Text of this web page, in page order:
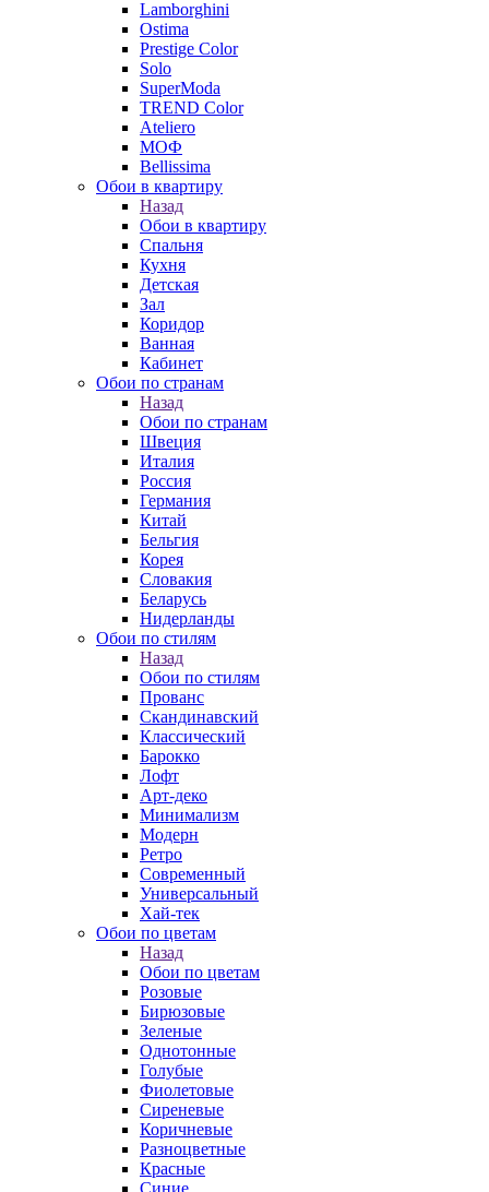
Lamborghini
Ostima
Prestige Color
Solo
SuperModa
TREND Color
Ateliero
МОФ
Bellissima
Обои в квартиру
Назад
Обои в квартиру
Спальня
Кухня
Детская
Зал
Коридор
Ванная
Кабинет
Обои по странам
Назад
Обои по странам
Швеция
Италия
Россия
Германия
Китай
Бельгия
Корея
Словакия
Беларусь
Нидерланды
Обои по стилям
Назад
Обои по стилям
Прованс
Скандинавский
Классический
Барокко
Лофт
Арт-деко
Минимализм
Модерн
Ретро
Современный
Универсальный
Хай-тек
Обои по цветам
Назад
Обои по цветам
Розовые
Бирюзовые
Зеленые
Однотонные
Голубые
Фиолетовые
Сиреневые
Коричневые
Разноцветные
Красные